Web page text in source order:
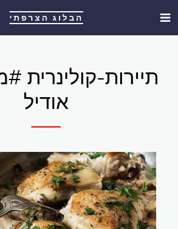
הבלוג הצרפתי
תיירות-קולינרית
אודיל